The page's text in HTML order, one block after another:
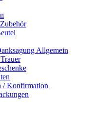
Allgemein
/ Konfirmation